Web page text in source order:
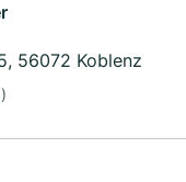
56072 Koblenz